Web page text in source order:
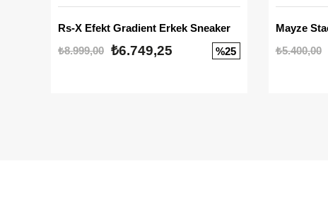
Rs-X Efekt Gradient Erkek Sneaker
₺8.999,00 ₺6.749,25 %25
₺5.400,00